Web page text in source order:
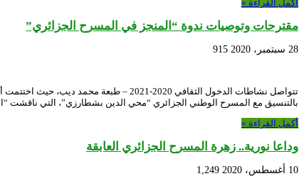
أكمل القراءة »
مقترحات وتوصيات ندوة “المنجز في المسرح الجزائري”
28 سبتمبر، 2020 915
بالتنسيق مع المسرح الوطني الجزائري “محي الدين بشطارزي”، التي ناقشت
أكمل القراءة »
وداعا نورية.. زهرة المسرح الجزائري العابقة
10 أغسطس، 2020 1,249